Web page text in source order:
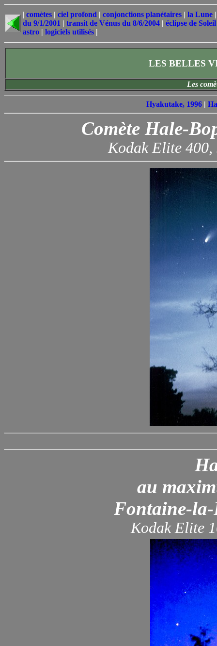
| comètes | ciel profond | conjonctions planétaires | la Lune
du 9/1/2001 | transit de Vénus du 8/6/2004 | éclipse de
astro | logiciels utilisés |
LES BELLES
Les
Hyakutake, 1996 |
Comète Hale-
Kodak Elite 400,
au
Fontaine-la-
Kodak Elite